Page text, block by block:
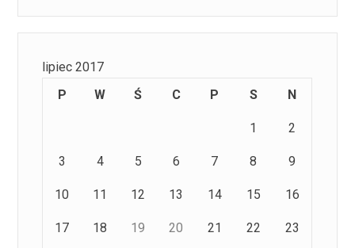
lipiec 2017
P
W Ś C P S N
1 2
3 4 5 6 7 8 9
10 11 12 13 14 15 16
17 18 19 20 21 22 23